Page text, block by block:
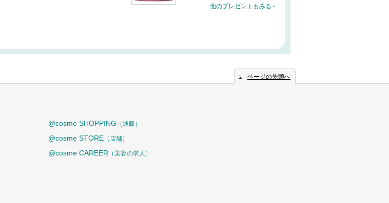
他のプレゼントもみる
ページの先頭へ
@cosme SHOPPING （通販）
@cosme STORE （店舗）
@cosme CAREER （美容の求人）